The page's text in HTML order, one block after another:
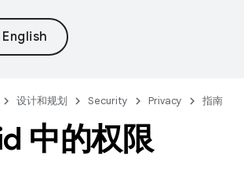
设计和规划 Security Privacy 指南
中的权限